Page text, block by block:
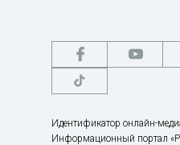
Идентификатор онлайн-
Информационный портал